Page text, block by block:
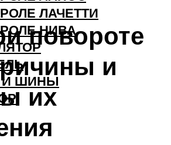
ЛАЧЕТТИ
НИВА
И ШИНЫ
повороте
и
их